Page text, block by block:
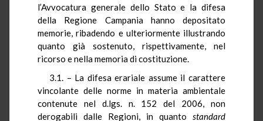
l’Avvocatura generale dello Stato e la difesa
della Regione Campania hanno depositato
memorie, ribadendo e ulteriormente illustrando
quanto già sostenuto, rispettivamente, nel
ricorso e nella memoria di costituzione.
3.1. – La difesa erariale assume il carattere
vincolante delle norme in materia ambientale
contenute nel d.lgs. n. 152 del 2006, non
derogabili dalle Regioni, in quanto standard